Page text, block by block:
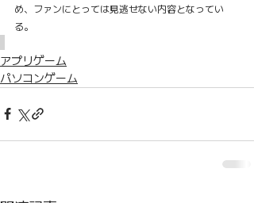
め、ファンにとっては見逃せない内容となってい
る。
アプリゲーム
パソコンゲーム